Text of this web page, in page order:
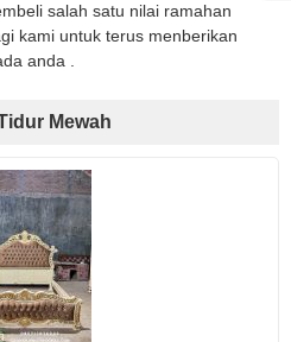
salah satu nilai ramahan
kami untuk terus menberikan
anda .
Mewah